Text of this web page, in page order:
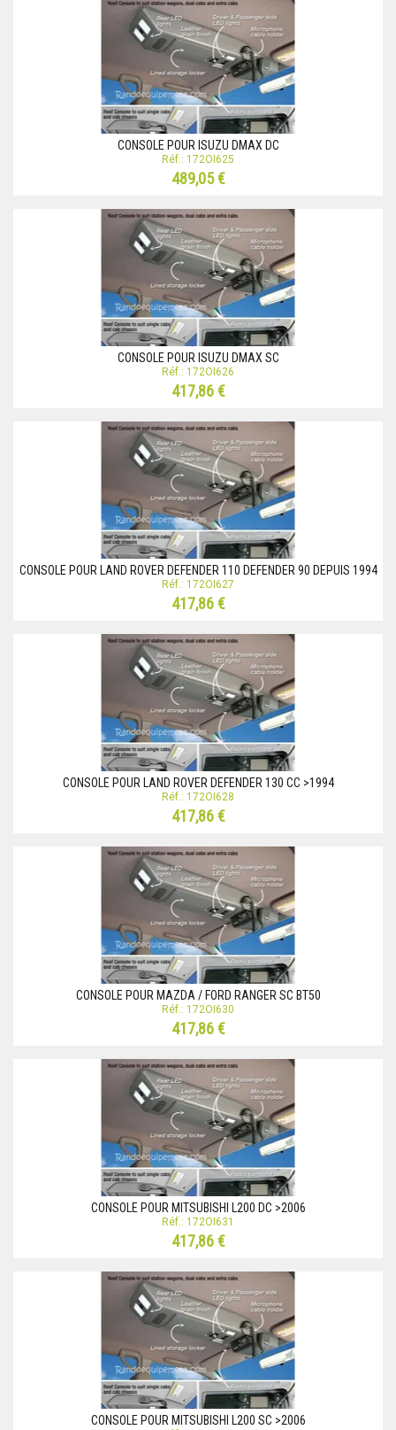
CONSOLE POUR ISUZU DMAX DC
Réf.: 172OI625
489,05 €
CONSOLE POUR ISUZU DMAX SC
Réf.: 172OI626
417,86 €
CONSOLE POUR LAND ROVER DEFENDER 110 DEFENDER 90 DEPUIS 1994
Réf.: 172OI627
417,86 €
CONSOLE POUR LAND ROVER DEFENDER 130 CC >1994
Réf.: 172OI628
417,86 €
CONSOLE POUR MAZDA / FORD RANGER SC BT50
Réf.: 172OI630
417,86 €
CONSOLE POUR MITSUBISHI L200 DC >2006
Réf.: 172OI631
417,86 €
CONSOLE POUR MITSUBISHI L200 SC >2006